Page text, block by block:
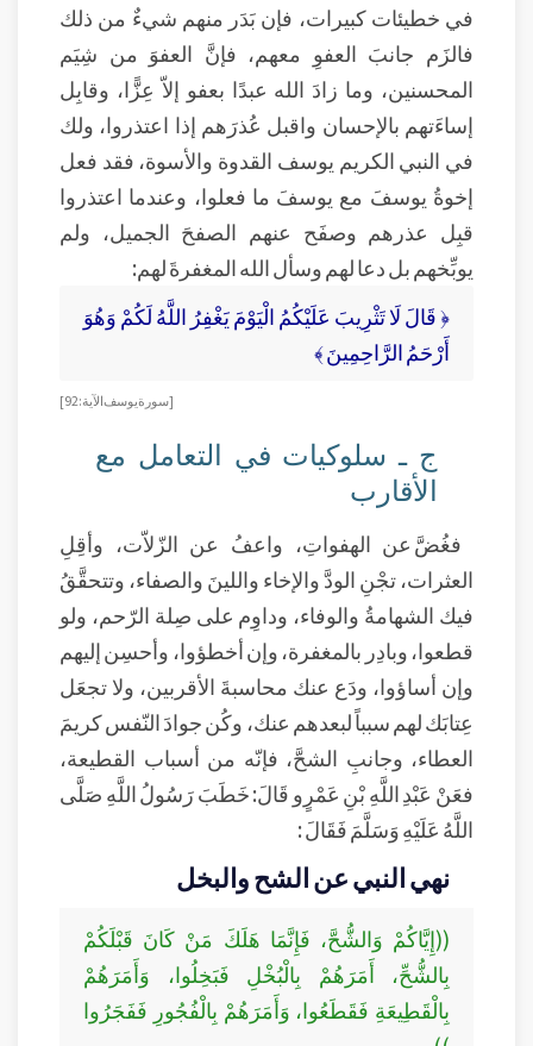
في خطيئات كبيرات، فإن بَدَر منهم شيءٌ من ذلك
فالزَم جانبَ العفوِ معهم، فإنَّ العفوَ من شِيَم
المحسنين، وما زادَ الله عبدًا بعفو إلاّ عِزًّا، وقابِل
إساءَتهم بالإحسان واقبل عُذرَهم إذا اعتذروا، ولك
في النبي الكريم يوسف القدوة والأسوة، فقد فعل
إخوةُ يوسفَ مع يوسفَ ما فعلوا، وعندما اعتذروا
قبِل عذرهم وصفَح عنهم الصفحَ الجميل، ولم
يوبِّخهم بل دعا لهم وسأل الله المغفرةَ لهم:
﴿ قَالَ لَا تَثْرِيبَ عَلَيْكُمُ الْيَوْمَ يَغْفِرُ اللَّهُ لَكُمْ وَهُوَ
أَرْحَمُ الرَّاحِمِينَ ﴾
[سورة يوسف الآية: 92]
ج ـ سلوكيات في التعامل مع
الأقارب
فغُضَّ عن الهفواتِ، واعفُ عن الزّلاّت، وأقِلِ
العثرات، تجْنِ الودَّ والإخاء واللينَ والصفاء، وتتحقَّقُ
فيك الشهامةُ والوفاء، وداوِم على صِلة الرّحم، ولو
قطعوا، وبادِر بالمغفرة، وإن أخطؤوا، وأحسِن إليهم
وإن أساؤوا، ودَع عنك محاسبةَ الأقربين، ولا تجعَل
عِتابَك لهم سبباً لبعدهم عنك، وكُن جوادَ النّفس كريمَ
العطاء، وجانبِ الشحَّ، فإنّه من أسباب القطيعة،
فعَنْ عَبْدِ اللَّهِ بْنِ عَمْرٍو قَالَ: خَطَبَ رَسُولُ اللَّهِ صَلَّى
اللَّهُ عَلَيْهِ وَسَلَّمَ فَقَالَ :
نهي النبي عن الشح والبخل
((إِيَّاكُمْ وَالشُّحَّ، فَإِنَّمَا هَلَكَ مَنْ كَانَ قَبْلَكُمْ
بِالشُّحِّ، أَمَرَهُمْ بِالْبُخْلِ فَبَخِلُوا، وَأَمَرَهُمْ
بِالْقَطِيعَةِ فَقَطَعُوا، وَأَمَرَهُمْ بِالْفُجُورِ فَفَجَرُوا